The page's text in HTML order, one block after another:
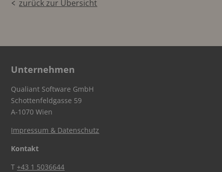
zurück zur Übersicht
Unternehmen
Qualiant Software GmbH
Schottenfeldgasse 59
A-1070 Wien
Impressum & Datenschutz
Kontakt
T+43 1 5036644